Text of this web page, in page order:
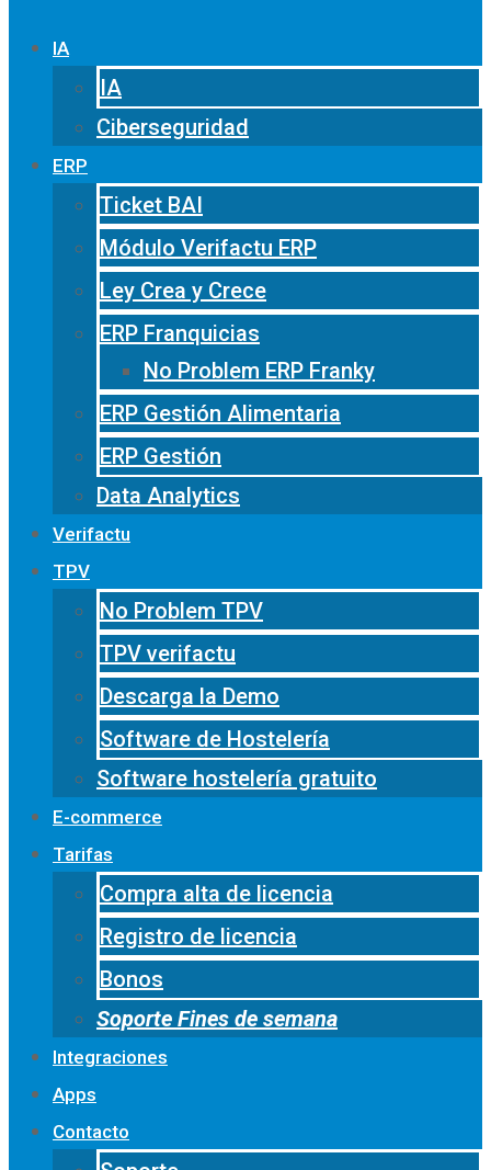
IA
IA
Ciberseguridad
ERP
Ticket BAI
Módulo Verifactu ERP
Ley Crea y Crece
ERP Franquicias
No Problem ERP Franky
ERP Gestión Alimentaria
ERP Gestión
Data Analytics
Verifactu
TPV
No Problem TPV
TPV verifactu
Descarga la Demo
Software de Hostelería
Software hostelería gratuito
E-commerce
Tarifas
Compra alta de licencia
Registro de licencia
Bonos
Soporte Fines de semana
Integraciones
Apps
Contacto